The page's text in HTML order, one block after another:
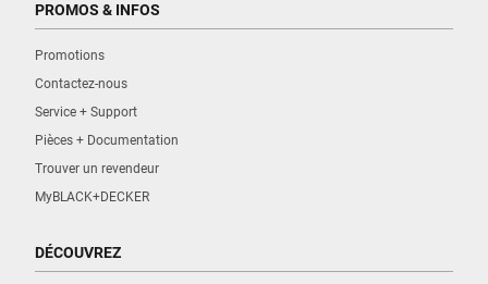
PROMOS & INFOS
Promotions
Contactez-nous
Service + Support
Pièces + Documentation
Trouver un revendeur
MyBLACK+DECKER
DÉCOUVREZ